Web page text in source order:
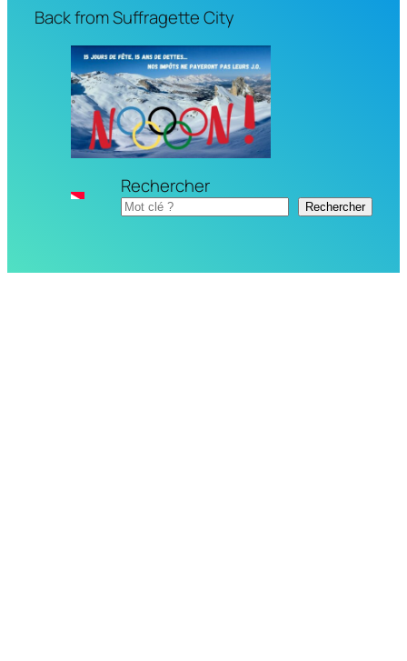
Back from Suffragette City
Rechercher
Rechercher